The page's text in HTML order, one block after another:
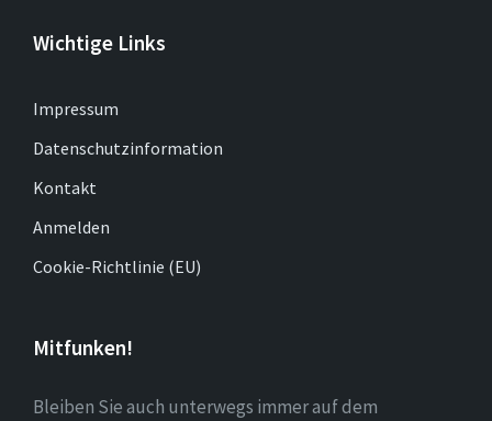
Wichtige Links
Impressum
Datenschutzinformation
Kontakt
Anmelden
Cookie-Richtlinie (EU)
Mitfunken!
Bleiben Sie auch unterwegs immer auf dem